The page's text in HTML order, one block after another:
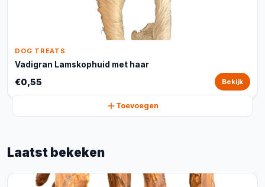
DOG TREATS
Vadigran Lamskophuid met haar
€0,55 Bekijk
Toevoegen
Laatst bekeken